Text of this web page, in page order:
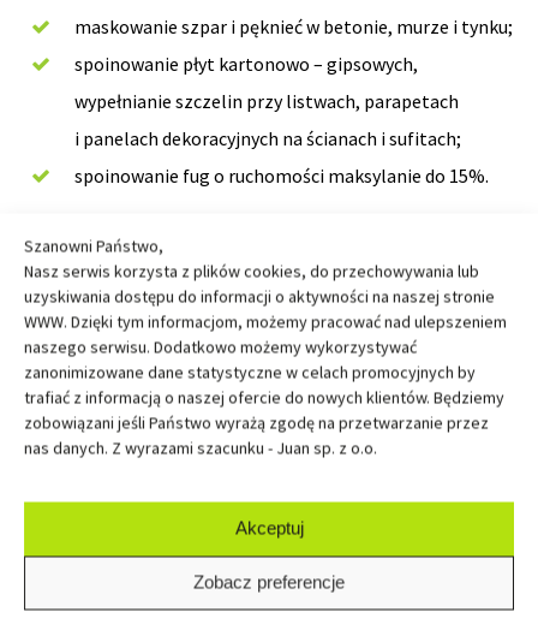
Szanowni Państwo,
Nasz serwis korzysta z plików cookies, do przechowywania lub
uzyskiwania dostępu do informacji o aktywności na naszej stronie
WWW. Dzięki tym informacjom, możemy pracować nad ulepszeniem
naszego serwisu. Dodatkowo możemy wykorzystywać
zanonimizowane dane statystyczne w celach promocyjnych by
trafiać z informacją o naszej ofercie do nowych klientów. Będziemy
zobowiązani jeśli Państwo wyrażą zgodę na przetwarzanie przez
nas danych. Z wyrazami szacunku - Juan sp. z o.o.
Akceptuj
Zobacz preferencje
maskowanie szpar i pęknieć w betonie, murze i tynku;
spoinowanie płyt kartonowo – gipsowych,
wypełnianie szczelin przy listwach, parapetach
i panelach dekoracyjnych na ścianach i sufitach;
spoinowanie fug o ruchomości maksylanie do 15%.
Cena brutto:16,75 zł/szt.
Indeks: 15000582
Przedstawiona oferta cenowa ma charakter informacyjny, nie stanowi oferty
Kolory na zdjęciach mogą się różnić od rzeczywistych w zależności od ustawień